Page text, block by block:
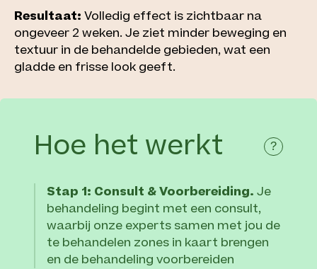
Resultaat: Volledig effect is zichtbaar na
ongeveer 2 weken. Je ziet minder beweging en
textuur in de behandelde gebieden, wat een
gladde en frisse look geeft.
Hoe het werkt ?
Stap 1: Consult & Voorbereiding. Je
behandeling begint met een consult,
waarbij onze experts samen met jou de
te behandelen zones in kaart brengen
en de behandeling voorbereiden